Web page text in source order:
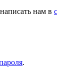
нам в
.